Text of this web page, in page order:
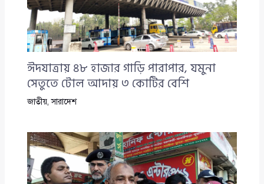
ঈদযাত্রায় ৪৮ হাজার গাড়ি পারাপার, যমুনা
সেতুতে টোল আদায় ৩ কোটির বেশি
জাতীয়,সারাদেশ